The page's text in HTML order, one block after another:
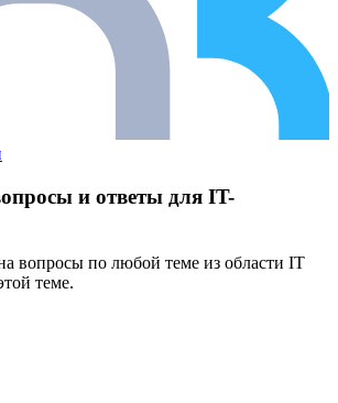
и ответы для IT-
вопросы по любой теме из области IT
теме.